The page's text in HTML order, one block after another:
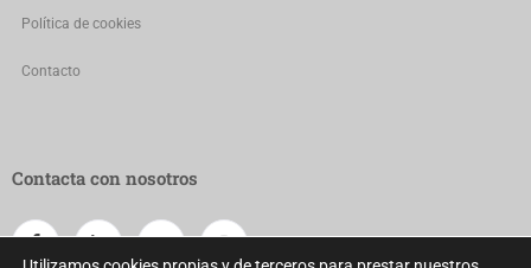
Política de cookies
Contacto
Contacta con nosotros